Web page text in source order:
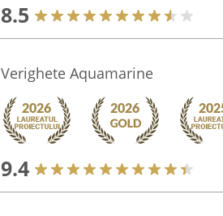
8.5
Verighete Aquamarine
9.4